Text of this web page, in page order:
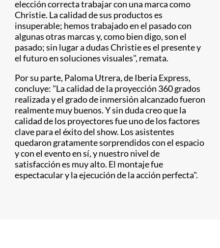
elección correcta trabajar con una marca como
Christie. La calidad de sus productos es
insuperable; hemos trabajado en el pasado con
algunas otras marcas y, como bien digo, son el
pasado; sin lugar a dudas Christie es el presente y
el futuro en soluciones visuales", remata.
Por su parte, Paloma Utrera, de Iberia Express,
concluye: "La calidad de la proyección 360 grados
realizada y el grado de inmersión alcanzado fueron
realmente muy buenos. Y sin duda creo que la
calidad de los proyectores fue uno de los factores
clave para el éxito del show. Los asistentes
quedaron gratamente sorprendidos con el espacio
y con el evento en sí, y nuestro nivel de
satisfacción es muy alto. El montaje fue
espectacular y la ejecución de la acción perfecta".